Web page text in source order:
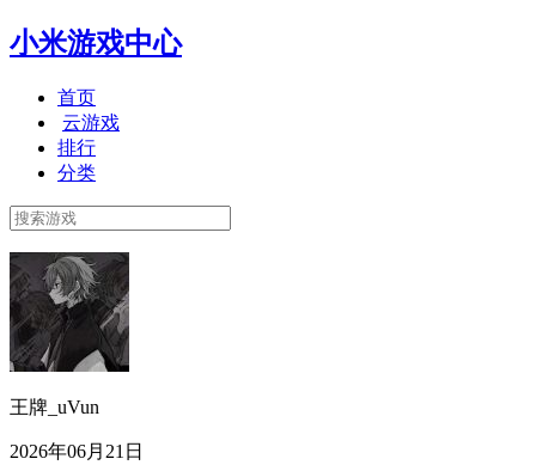
小米游戏中心
首页
云游戏
排行
分类
王牌_uVun
2026年06月21日